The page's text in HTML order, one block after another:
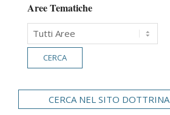
Aree Tematiche
CERCA NEL SITO DOTTRINA